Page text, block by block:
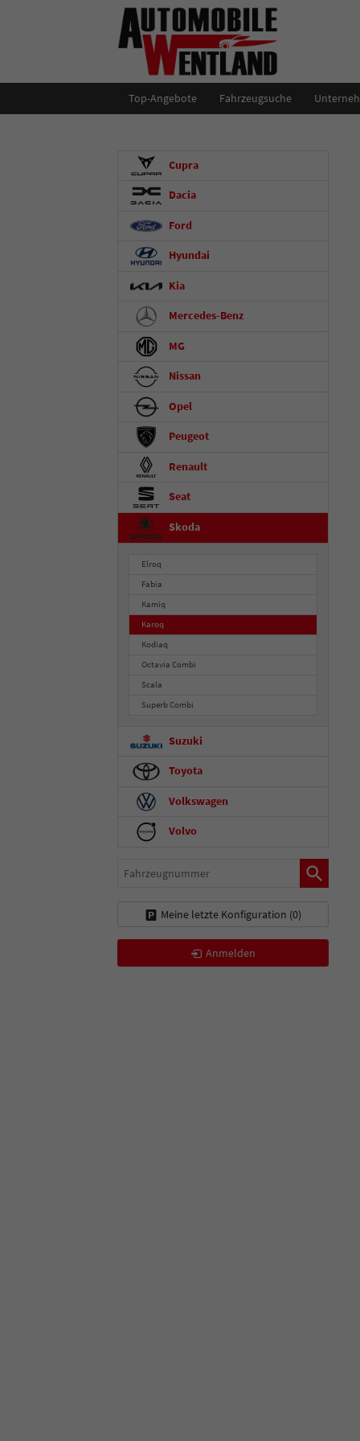
Top-Angebote Fahrzeugsuche
Cupra
Dacia
Ford
Hyundai
Kia
Mercedes-Benz
MG
Nissan
Opel
Peugeot
Renault
Seat
Skoda
Elroq
Fabia
Kamiq
Karoq
Kodiaq
Octavia Combi
Scala
Superb Combi
Suzuki
Toyota
Volkswagen
Volvo
Fahrzeugnummer
Meine letzte Konfiguration (0)
Anmelden